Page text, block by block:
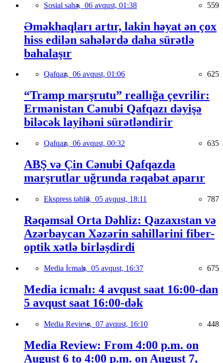
Sosial sahə, 06 avqust, 01:38 559
Əməkhaqları artır, lakin həyat ən çox
hiss edilən sahələrdə daha sürətlə
bahalaşır
Qafqaz, 06 avqust, 01:06 625
“Tramp marşrutu” reallığa çevrilir:
Ermənistan Cənubi Qafqazı dəyişə
biləcək layihəni sürətləndirir
Qafqaz, 06 avqust, 00:32 635
ABŞ və Çin Cənubi Qafqazda
marşrutlar uğrunda rəqabət aparır
Ekspress təhlil, 05 avqust, 18:11 787
Rəqəmsal Orta Dəhliz: Qazaxıstan və
Azərbaycan Xəzərin sahillərini fiber-
optik xətlə birləşdirdi
Media İcmalı, 05 avqust, 16:37 675
Media icmalı: 4 avqust saat 16:00-dan
5 avqust saat 16:00-dək
Media Review, 07 avqust, 16:10 448
Media Review: From 4:00 p.m. on
August 6 to 4:00 p.m. on August 7,